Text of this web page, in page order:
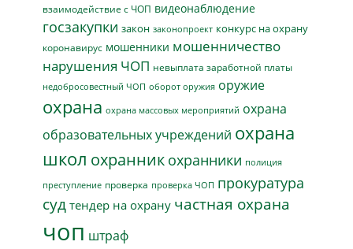
взаимодействие с ЧОП видеонаблюдение
госзакупки закон законопроект конкурс на охрану
коронавирус мошенники мошенничество
нарушения ЧОП невыплата заработной платы
недобросовестный ЧОП оборот оружия оружие
охрана охрана массовых мероприятий охрана
образовательных учреждений охрана
школ охранник охранники полиция
преступление проверка проверка ЧОП прокуратура
суд тендер на охрану частная охрана
чоп штраф